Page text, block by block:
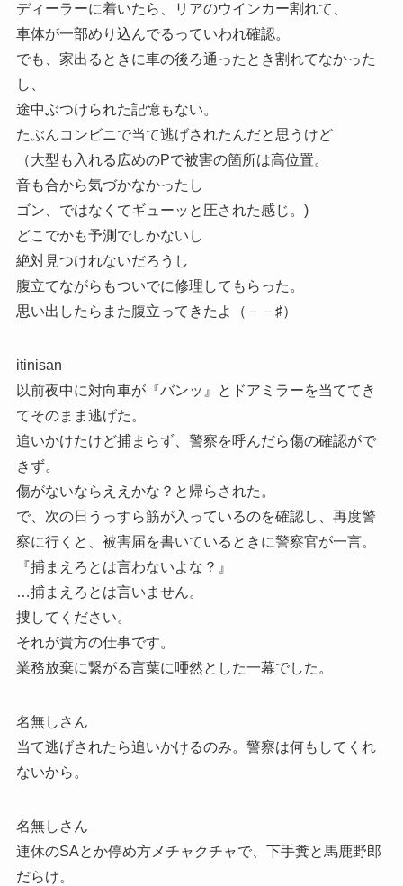
ディーラーに着いたら、リアのウインカー割れて、
車体が一部めり込んでるっていわれ確認。
でも、家出るときに車の後ろ通ったとき割れてなかった
し、
途中ぶつけられた記憶もない。
たぶんコンビニで当て逃げされたんだと思うけど
（大型も入れる広めのPで被害の箇所は高位置。
音も合から気づかなかったし
ゴン、ではなくてギューッと圧された感じ。)
どこでかも予測でしかないし
絶対見つけれないだろうし
腹立てながらもついでに修理してもらった。
思い出したらまた腹立ってきたよ（－－♯）
itinisan
以前夜中に対向車が『バンッ』とドアミラーを当ててき
てそのまま逃げた。
追いかけたけど捕まらず、警察を呼んだら傷の確認がで
きず。
傷がないならええかな？と帰らされた。
で、次の日うっすら筋が入っているのを確認し、再度警
察に行くと、被害届を書いているときに警察官が一言。
『捕まえろとは言わないよな？』
…捕まえろとは言いません。
捜してください。
それが貴方の仕事です。
業務放棄に繋がる言葉に唖然とした一幕でした。
名無しさん
当て逃げされたら追いかけるのみ。警察は何もしてくれ
ないから。
名無しさん
連休のSAとか停め方メチャクチャで、下手糞と馬鹿野郎
だらけ。